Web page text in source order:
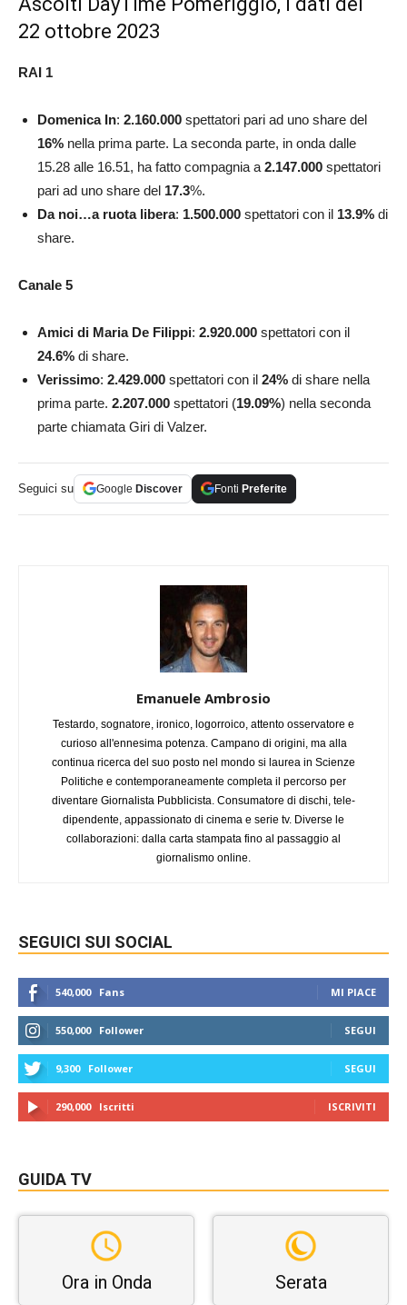
22 ottobre 2023
RAI 1
Domenica In: 2.160.000 spettatori pari ad uno share del
16% nella prima parte. La seconda parte, in onda dalle
15.28 alle 16.51, ha fatto compagnia a 2.147.000 spettatori
pari ad uno share del 17.3%.
Da noi…a ruota libera: 1.500.000 spettatori con il 13.9% di
share.
Canale 5
Amici di Maria De Filippi: 2.920.000 spettatori con il
24.6% di share.
Verissimo: 2.429.000 spettatori con il 24% di share nella
prima parte. 2.207.000 spettatori (19.09%) nella seconda
parte chiamata Giri di Valzer.
Seguici su Google Discover Fonti Preferite
Emanuele Ambrosio
Testardo, sognatore, ironico, logorroico, attento osservatore e
curioso all'ennesima potenza. Campano di origini, ma alla
continua ricerca del suo posto nel mondo si laurea in Scienze
Politiche e contemporaneamente completa il percorso per
diventare Giornalista Pubblicista. Consumatore di dischi, tele-
dipendente, appassionato di cinema e serie tv. Diverse le
collaborazioni: dalla carta stampata fino al passaggio al
giornalismo online.
SEGUICI SUI SOCIAL
540,000 Fans MI PIACE
550,000 Follower SEGUI
9,300 Follower SEGUI
290,000 Iscritti ISCRIVITI
GUIDA TV
Ora in Onda Serata